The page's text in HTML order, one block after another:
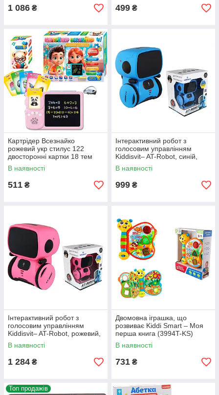
1 086 ₴ 499 ₴
Картрідер Всезнайко
рожевий укр стилус 122
двосторонні картки 18 тем
казки пісні факти 24*1,5*17см
(94930)
В наявності
511 ₴
Інтерактивний робот з
голосовим управлінням
Kiddisvit– AT-Rоbot, синій,
укр., 10x10x13 см, AT001-05-
UKR
В наявності
999 ₴
Інтерактивний робот з
голосовим управлінням
Kiddisvit– AT-Rоbot, рожевий,
укр., 10x10x13 см, AT001-04-
UKR
В наявності
1 284 ₴
Двомовна іграшка, що
розвиває Kiddi Smart – Моя
перша книга (3994T-KS)
В наявності
731 ₴
Топ продажів